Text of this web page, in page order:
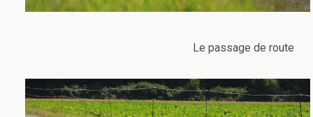
Le passage de route